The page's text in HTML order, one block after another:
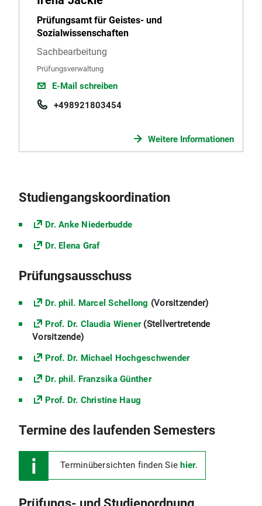
Prüfungsamt für Geistes- und
Sozialwissenschaften
Sachbearbeitung
Prüfungsverwaltung
E-Mail schreiben
+498921803454
Weitere Informationen
Studiengangskoordination
Dr. Anke Niederbudde
Dr. Elena Graf
Prüfungsausschuss
Dr. phil. Marcel Schellong (Vorsitzender)
Prof. Dr. Claudia Wiener(Stellvertretende
Vorsitzende)
Prof. Dr. Michael Hochgeschwender
Dr. phil. Franzsika Günther
Prof. Dr. Christine Haug
Termine des laufenden Semesters
Terminübersichten finden Siehier.